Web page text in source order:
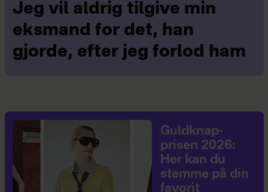
Jeg vil aldrig tilgive min
eksmand for det, han
gjorde, efter jeg forlod ham
Guldknap-
prisen 2026:
Her kan du
stemme på din
favorit